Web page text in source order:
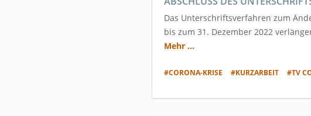
Das Unterschriftsverfahren zum
bis zum 31. Dezember 2022
Mehr ...
#CORONA-KRISE #KURZARBEIT #TV